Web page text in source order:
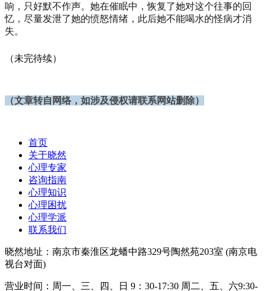
响，只好默不作声。她在催眠中，恢复了她对这个往事的回
忆，尽量发泄了她的愤怒情绪，此后她不能喝水的怪病才消
失。
（未完待续）
（文章转自网络， 如涉及侵权请联系网站删除）
首页
关于晓然
心理专家
咨询指南
心理知识
心理困扰
心理学派
联系我们
晓然地址：南京市秦淮区龙蟠中路329号陶然苑203室 (南京电
视台对面)
营业时间：周一、三、四、日 9：30-17:30 周二、五、六9:30-